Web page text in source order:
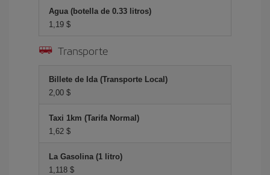
Agua (botella de 0.33 litros)
1,19 $
Transporte
Billete de Ida (Transporte Local)
2,00 $
Taxi 1km (Tarifa Normal)
1,62 $
La Gasolina (1 litro)
1,118 $